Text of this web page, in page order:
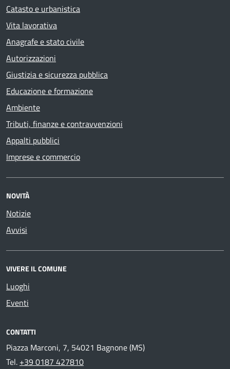
Catasto e urbanistica
Vita lavorativa
Anagrafe e stato civile
Autorizzazioni
Giustizia e sicurezza pubblica
Educazione e formazione
Ambiente
Tributi, finanze e contravvenzioni
Appalti pubblici
Imprese e commercio
NOVITÀ
Notizie
Avvisi
VIVERE IL COMUNE
Luoghi
Eventi
CONTATTI
Piazza Marconi, 7, 54021 Bagnone (MS)
Tel. +39 0187 427810